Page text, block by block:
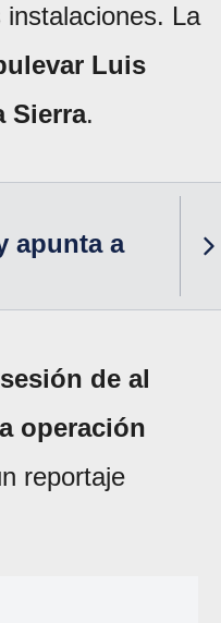
La
Luis
Sierra.
apunta a
de al
operación
reportaje